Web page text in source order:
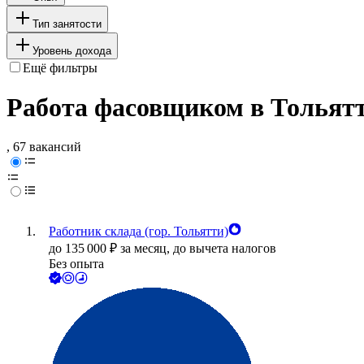
Тип занятости
Уровень дохода
Ещё фильтры
Работа фасовщиком в
, 67 вакансий
Работник склада (гор. Тольятти)
до 135 000 ₽ за месяц, до вычета налогов
Без опыта